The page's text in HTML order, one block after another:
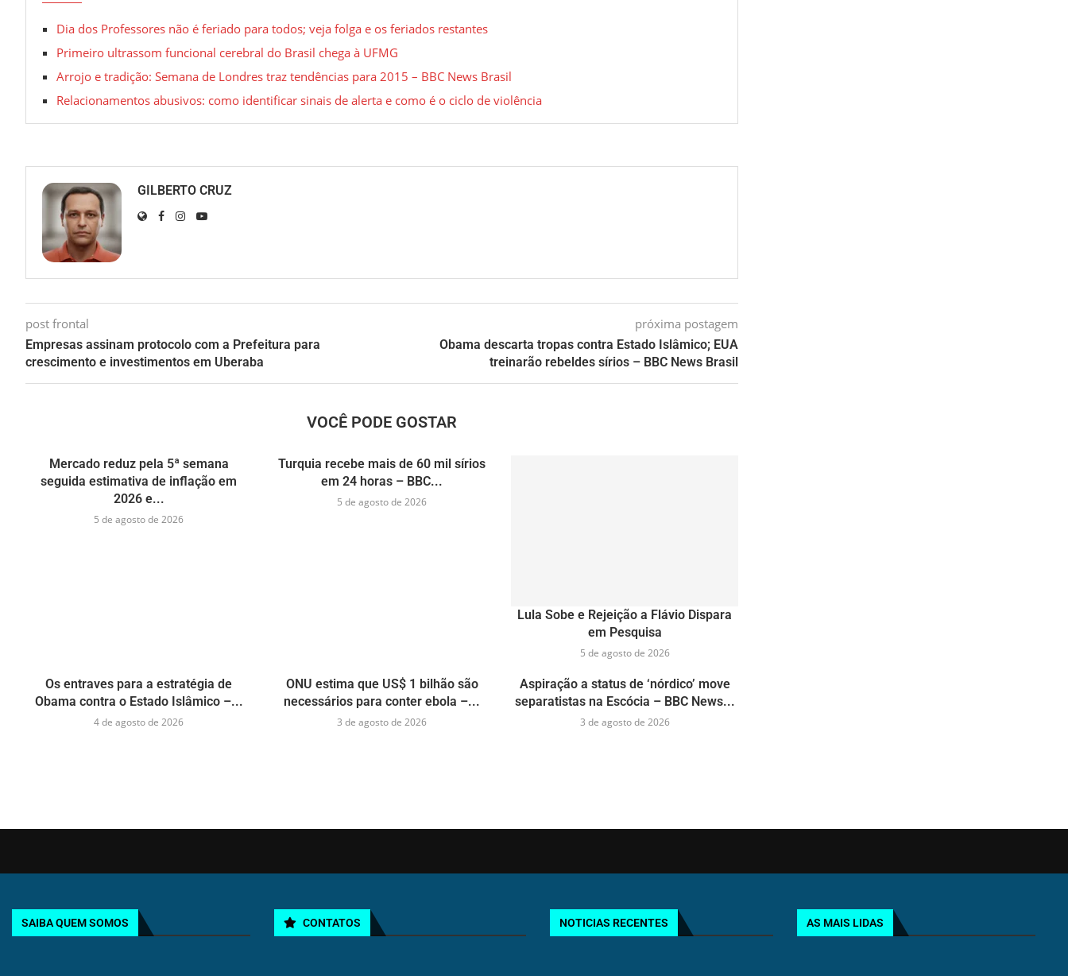
Dia dos Professores não é feriado para todos; veja folga e os feriados restantes
Primeiro ultrassom funcional cerebral do Brasil chega à UFMG
Arrojo e tradição: Semana de Londres traz tendências para 2015 – BBC News Brasil
Relacionamentos abusivos: como identificar sinais de alerta e como é o ciclo de violência
GILBERTO CRUZ
post frontal
Empresas assinam protocolo com a Prefeitura para
crescimento e investimentos em Uberaba
próxima postagem
Obama descarta tropas contra Estado Islâmico; EUA
treinarão rebeldes sírios – BBC News Brasil
VOCÊ PODE GOSTAR
Mercado reduz pela 5ª semana
seguida estimativa de inflação em
2026 e...
5 de agosto de 2026
Turquia recebe mais de 60 mil sírios
em 24 horas – BBC...
5 de agosto de 2026
Lula Sobe e Rejeição a Flávio Dispara
em Pesquisa
5 de agosto de 2026
Os entraves para a estratégia de
Obama contra o Estado Islâmico –...
4 de agosto de 2026
ONU estima que US$ 1 bilhão são
necessários para conter ebola –...
3 de agosto de 2026
Aspiração a status de ‘nórdico’ move
separatistas na Escócia – BBC News...
3 de agosto de 2026
SAIBA QUEM SOMOS CONTATOS NOTICIAS RECENTES AS MAIS LIDAS